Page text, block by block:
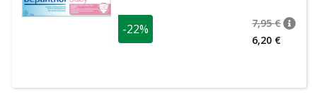
-22% 7,95 €
6,20 €